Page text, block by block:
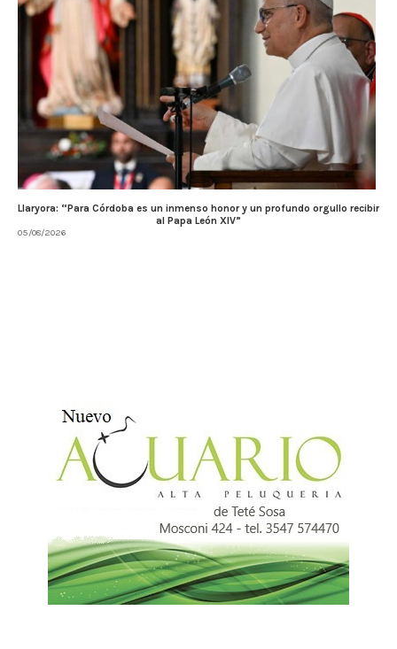
Llaryora: “Para Córdoba es un inmenso honor y un profundo orgullo recibir
al Papa León XIV”
05/08/2026